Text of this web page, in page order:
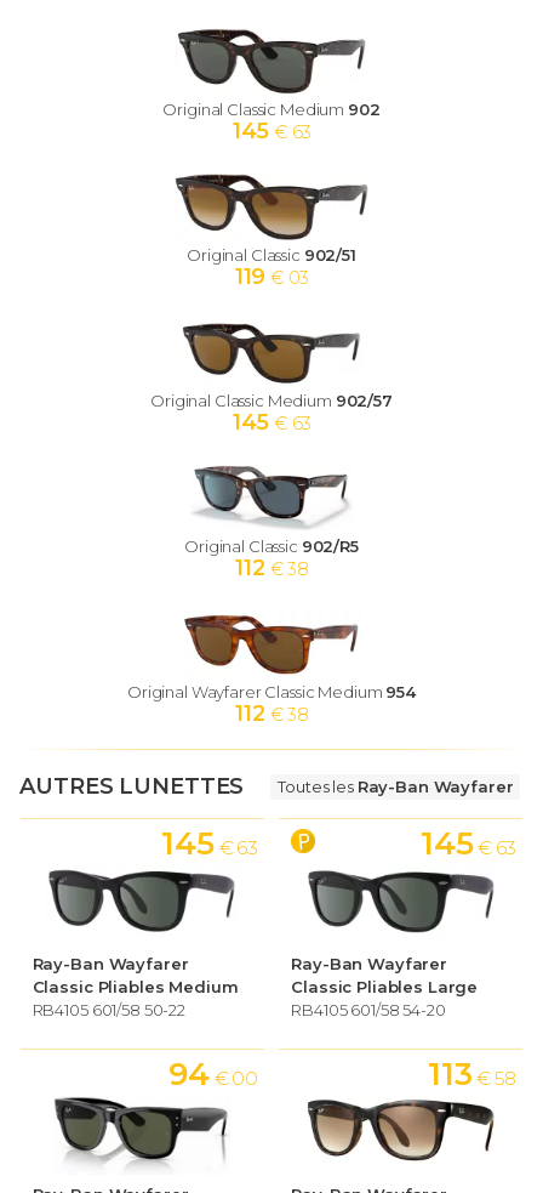
Original Classic Medium 902
145 € 63
Original Classic 902/51
119 € 03
Original Classic Medium 902/57
145 € 63
Original Classic 902/R5
112 € 38
Original Wayfarer Classic Medium 954
112 € 38
AUTRES LUNETTES Toutes les Ray-Ban Wayfarer
Ray-Ban Wayfarer
Classic Pliables Medium
RB4105 601/58 50-22
145 € 63
Ray-Ban Wayfarer
Classic Pliables Large
RB4105 601/58 54-20
145 € 63
94 € 00 113 € 58